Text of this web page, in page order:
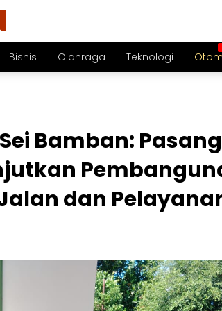
Bisnis Olahraga Teknologi
Bamban:
dan